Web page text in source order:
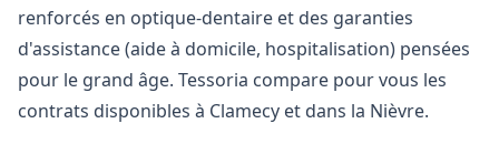
renforcés en optique-dentaire et des garanties
d'assistance (aide à domicile, hospitalisation) pensées
pour le grand âge. Tessoria compare pour vous les
contrats disponibles à Clamecy et dans la Nièvre.